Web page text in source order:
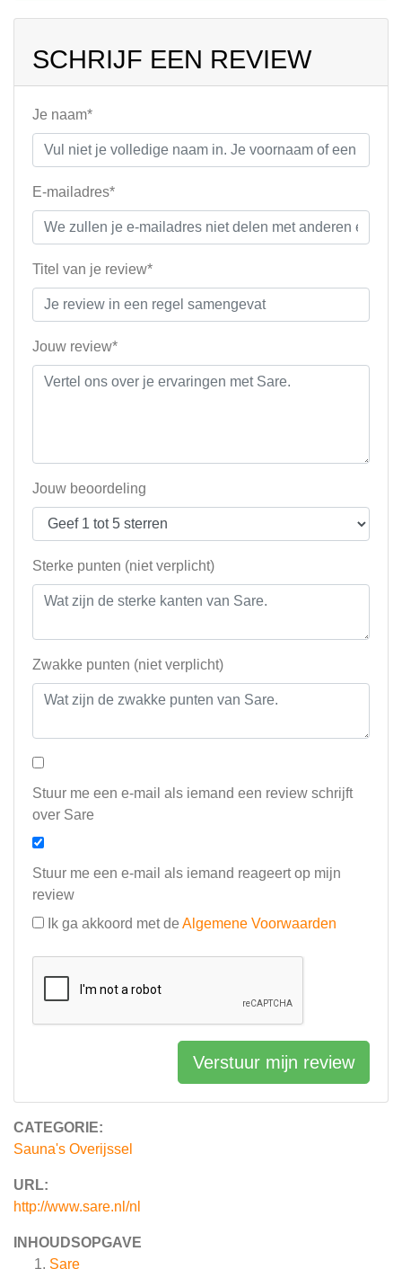
CATEGORIE:
Sauna's Overijssel
URL:
http://www.sare.nl/nl
INHOUDSOPGAVE
Sare
SCHRIJF EEN REVIEW
Je naam*
E-mailadres*
Titel van je review*
Jouw review*
Jouw beoordeling
Sterke punten (niet verplicht)
Zwakke punten (niet verplicht)
Stuur me een e-mail als iemand een review schrijft
over Sare
Stuur me een e-mail als iemand reageert op mijn
review
Ik ga akkoord met de Algemene Voorwaarden
Verstuur mijn review